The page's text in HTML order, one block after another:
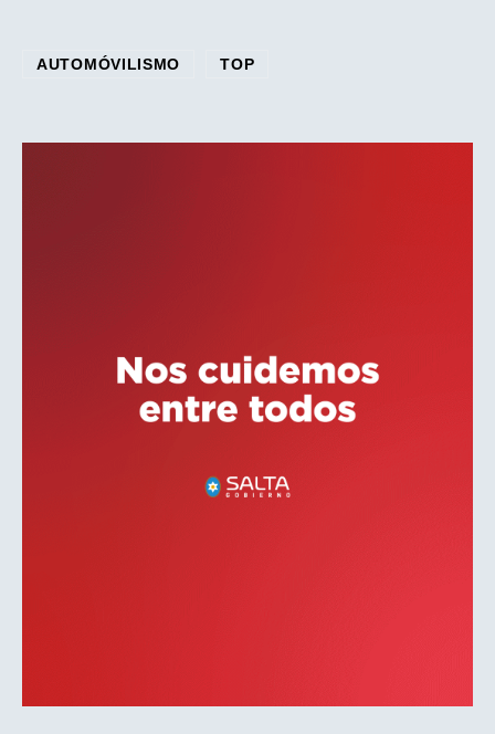
AUTOMÓVILISMO TOP